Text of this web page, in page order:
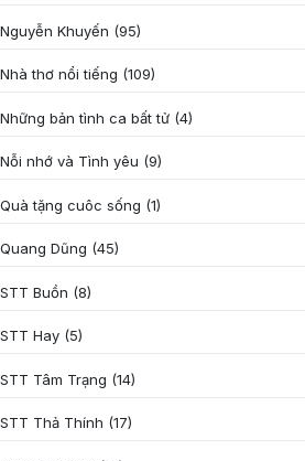
Nguyễn Khuyến (95)
Nhà thơ nổi tiếng (109)
Những bản tình ca bất tử (4)
Nỗi nhớ và Tình yêu (9)
Quà tặng cuôc sống (1)
Quang Dũng (45)
STT Buồn (8)
STT Hay (5)
STT Tâm Trạng (14)
STT Thả Thính (17)